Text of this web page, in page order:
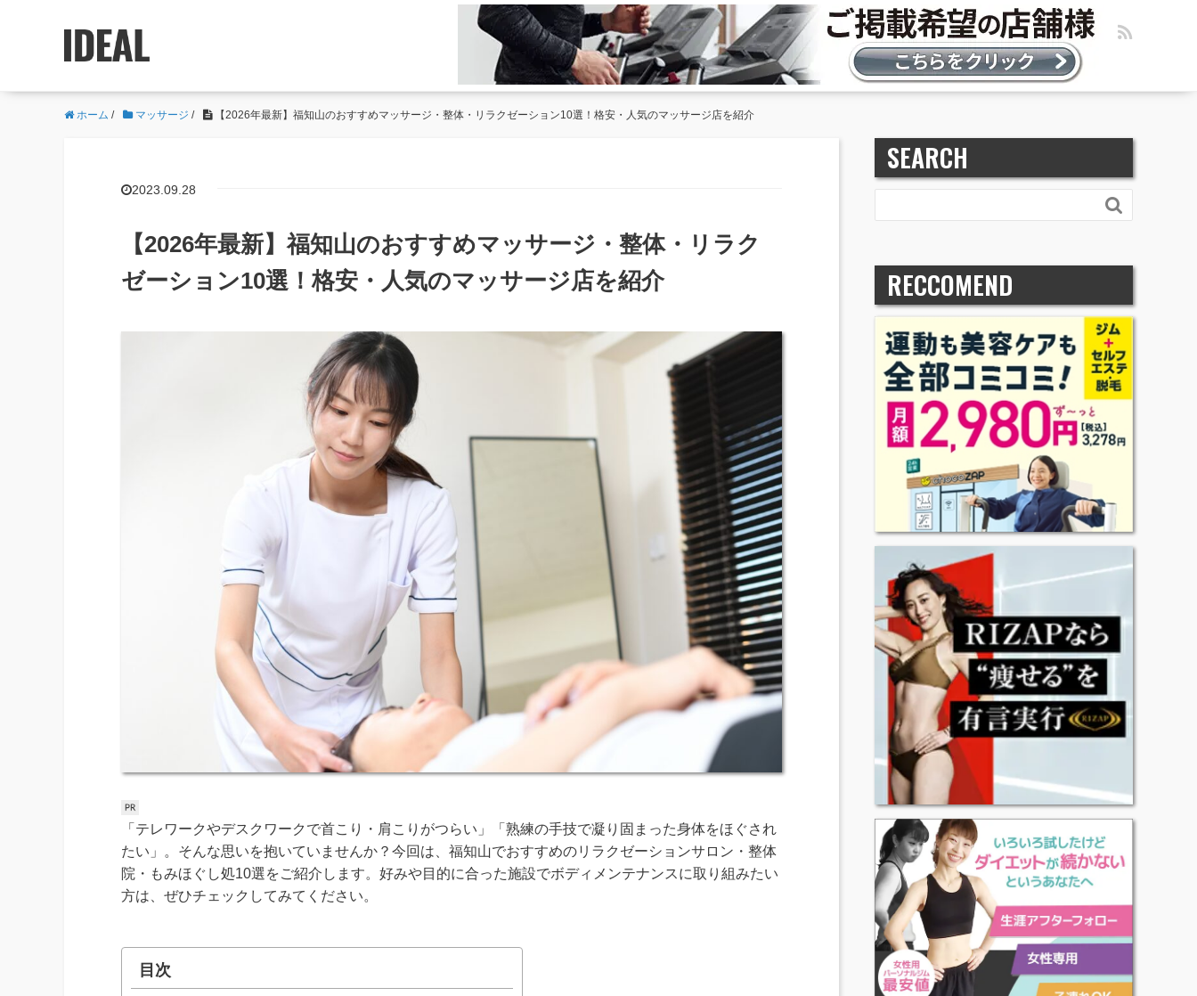
ホーム / マッサージ / 【2026年最新】福知山のおすすめマッサージ・整体・リラクゼーション10選！格安・人気のマッサージ店を紹介
2023.09.28
【2026年最新】福知山のおすすめマッサージ・整体・リラク
ゼーション10選！格安・人気のマッサージ店を紹介
「テレワークやデスクワークで首こり・肩こりがつらい」「熟練の手技で凝り固まった身体をほぐされ
たい」。そんな思いを抱いていませんか？今回は、福知山でおすすめのリラクゼーションサロン・整体
院・もみほぐし処10選をご紹介します。好みや目的に合った施設でボディメンテナンスに取り組みたい
方は、ぜひチェックしてみてください。
目次
SEARCH

RECCOMEND